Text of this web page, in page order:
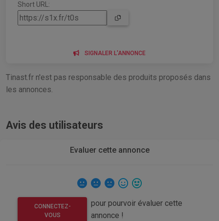
Short URL:
SIGNALER L'ANNONCE
Tinast.fr n'est pas responsable des produits proposés dans
les annonces.
Avis des utilisateurs
Evaluer cette annonce
CONNECTEZ-
VOUS
pour pourvoir évaluer cette
annonce !